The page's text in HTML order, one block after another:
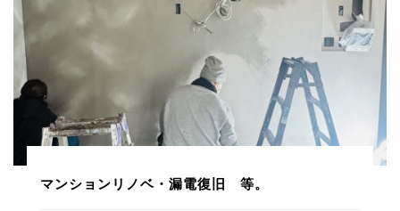
マンションリノベ・漏電復旧 等。